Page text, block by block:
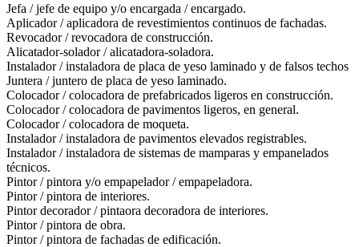
Jefa / jefe de equipo y/o encargada / encargado.
Aplicador / aplicadora de revestimientos continuos de fachadas.
Revocador / revocadora de construcción.
Alicatador-solador / alicatadora-soladora.
Instalador / instaladora de placa de yeso laminado y de falsos techos
Juntera / juntero de placa de yeso laminado.
Colocador / colocadora de prefabricados ligeros en construcción.
Colocador / colocadora de pavimentos ligeros, en general.
Colocador / colocadora de moqueta.
Instalador / instaladora de pavimentos elevados registrables.
Instalador / instaladora de sistemas de mamparas y empanelados
técnicos.
Pintor / pintora y/o empapelador / empapeladora.
Pintor / pintora de interiores.
Pintor decorador / pintaora decoradora de interiores.
Pintor / pintora de obra.
Pintor / pintora de fachadas de edificación.